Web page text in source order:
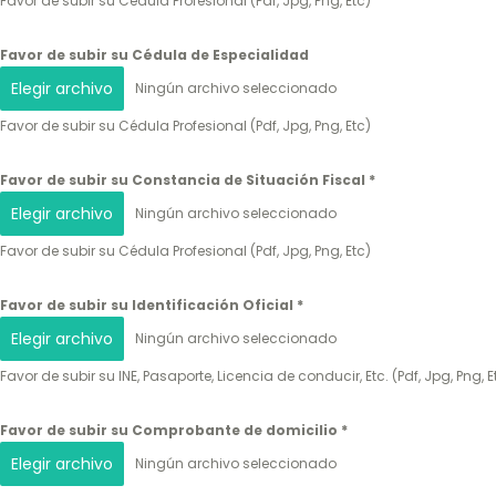
Favor de subir su Cédula de Especialidad
Elegir archivo
Ningún archivo seleccionado
Favor de subir su Cédula Profesional (Pdf, Jpg, Png, Etc)
Favor de subir su Constancia de Situación Fiscal *
Elegir archivo
Ningún archivo seleccionado
Favor de subir su Cédula Profesional (Pdf, Jpg, Png, Etc)
Favor de subir su Identificación Oficial *
Elegir archivo
Ningún archivo seleccionado
Favor de subir su INE, Pasaporte, Licencia de conducir, Etc. (Pdf, Jpg, Png,
Favor de subir su Comprobante de domicilio *
Elegir archivo
Ningún archivo seleccionado